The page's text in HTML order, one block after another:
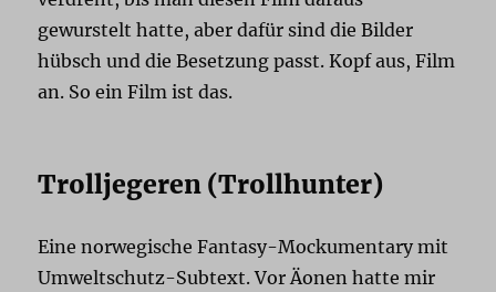
gewurstelt hatte, aber dafür sind die Bilder
hübsch und die Besetzung passt. Kopf aus, Film
an. So ein Film ist das.
Trolljegeren (Trollhunter)
Eine norwegische Fantasy-Mockumentary mit
Umweltschutz-Subtext. Vor Äonen hatte mir